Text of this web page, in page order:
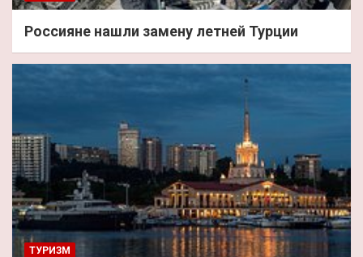
Россияне нашли замену летней Турции
ТУРИЗМ